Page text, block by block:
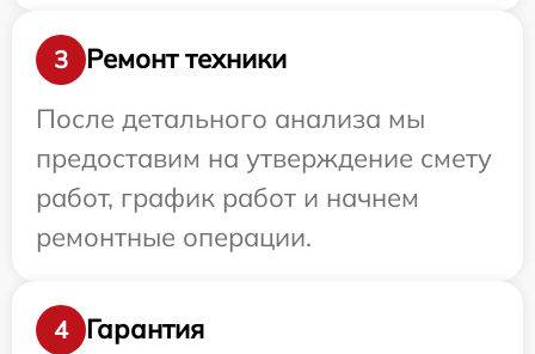
3
Ремонт техники
После детального анализа мы
предоставим на утверждение смету
работ, график работ и начнем
ремонтные операции.
4
Гарантия